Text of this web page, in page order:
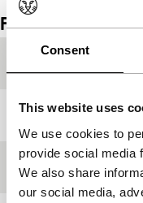
Consent
This website uses
We use cookies to
provide social media
We also share
our social media,
Film details
Jaar
Festivaleditie